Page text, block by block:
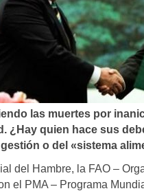
las muertes por
¿Hay quien hace sus
o del «sistema
del Hambre, la FAO –
el PMA – Programa